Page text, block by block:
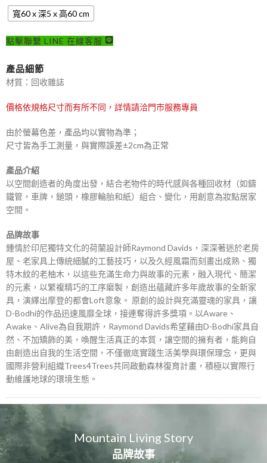
寬60 x 深5 x 高60 cm
點擊聯繫 LINE 在線客服
產品細節
材質：回收雜誌
價格依規格尺寸而有所不同，詳情請洽門市服務專員
由於螢幕色差，產品均以實物為準；
尺寸皆為手工測量，與實際誤差±2cm為正常
產品介紹
以空間創造者的角度出發，結合老物件的時代感與各種回收材（如鑄
鐵管，車牌，鎚頭，橡膠輪胎和紙）組合、變化，用創意為妝點居家
空間。
品牌故事
鍾情於印尼獨特文化的荷蘭設計師Raymond Davids，深深著迷於老房
屋、老家具上傳統細膩的工藝技巧，以及久經風霜而刻畫出成熟、獨
特木紋的老柚木，以這些充滿生命力與故事的元素，融入現代、簡潔
的元素，以繁複精巧的工序磨製，創造出蘊藏許多年歲故事的全新家
具，演繹出摩登的都會Loft意象。 原創的設計與充滿靈魂的家具，讓
D-Bodhi的作品迅速風靡全球，接連奪得許多獎項。以Aware、
Awake、Alive為自我期許，Raymond Davids希望藉由D-Bodhi家具自
然、不加矯飾的美，喚醒生活真正的本質，讓空間的擁有者，能夠自
由創造出自我的生活空間，不僅徹底實踐生活美學與環保理念，更與
國際非營利組織Trees4Trees共同啟動森林復育計畫，積極以實際行
動維護地球的環境生態。
Mountain Living Story
品牌故事